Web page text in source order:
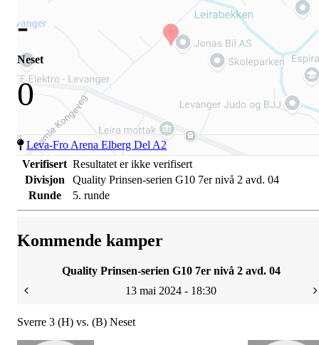
-
Neset
0
Leva-Fro Arena Elberg Del A2
Verifisert Resultatet er ikke verifisert
Divisjon
Quality Prinsen-serien G10 7er nivå 2 avd. 04
Runde
5. runde
Kommende kamper
Quality Prinsen-serien G10 7er nivå 2 avd. 04
13 mai 2024 - 18:30
Sverre 3 (H) vs. (B) Neset